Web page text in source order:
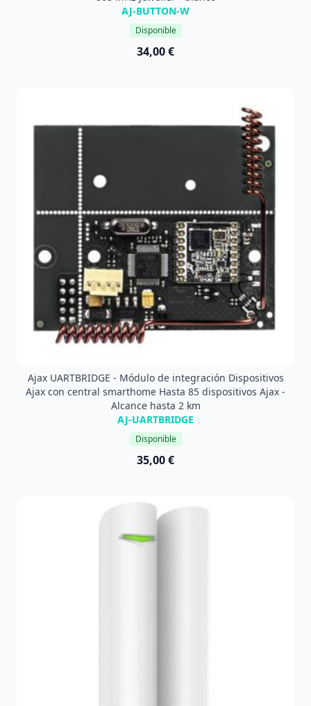
AJ-BUTTON-W
Disponible
34,00 €
Ajax UARTBRIDGE - Módulo de integración Dispositivos
Ajax con central smarthome Hasta 85 dispositivos Ajax -
Alcance hasta 2 km
AJ-UARTBRIDGE
Disponible
35,00 €